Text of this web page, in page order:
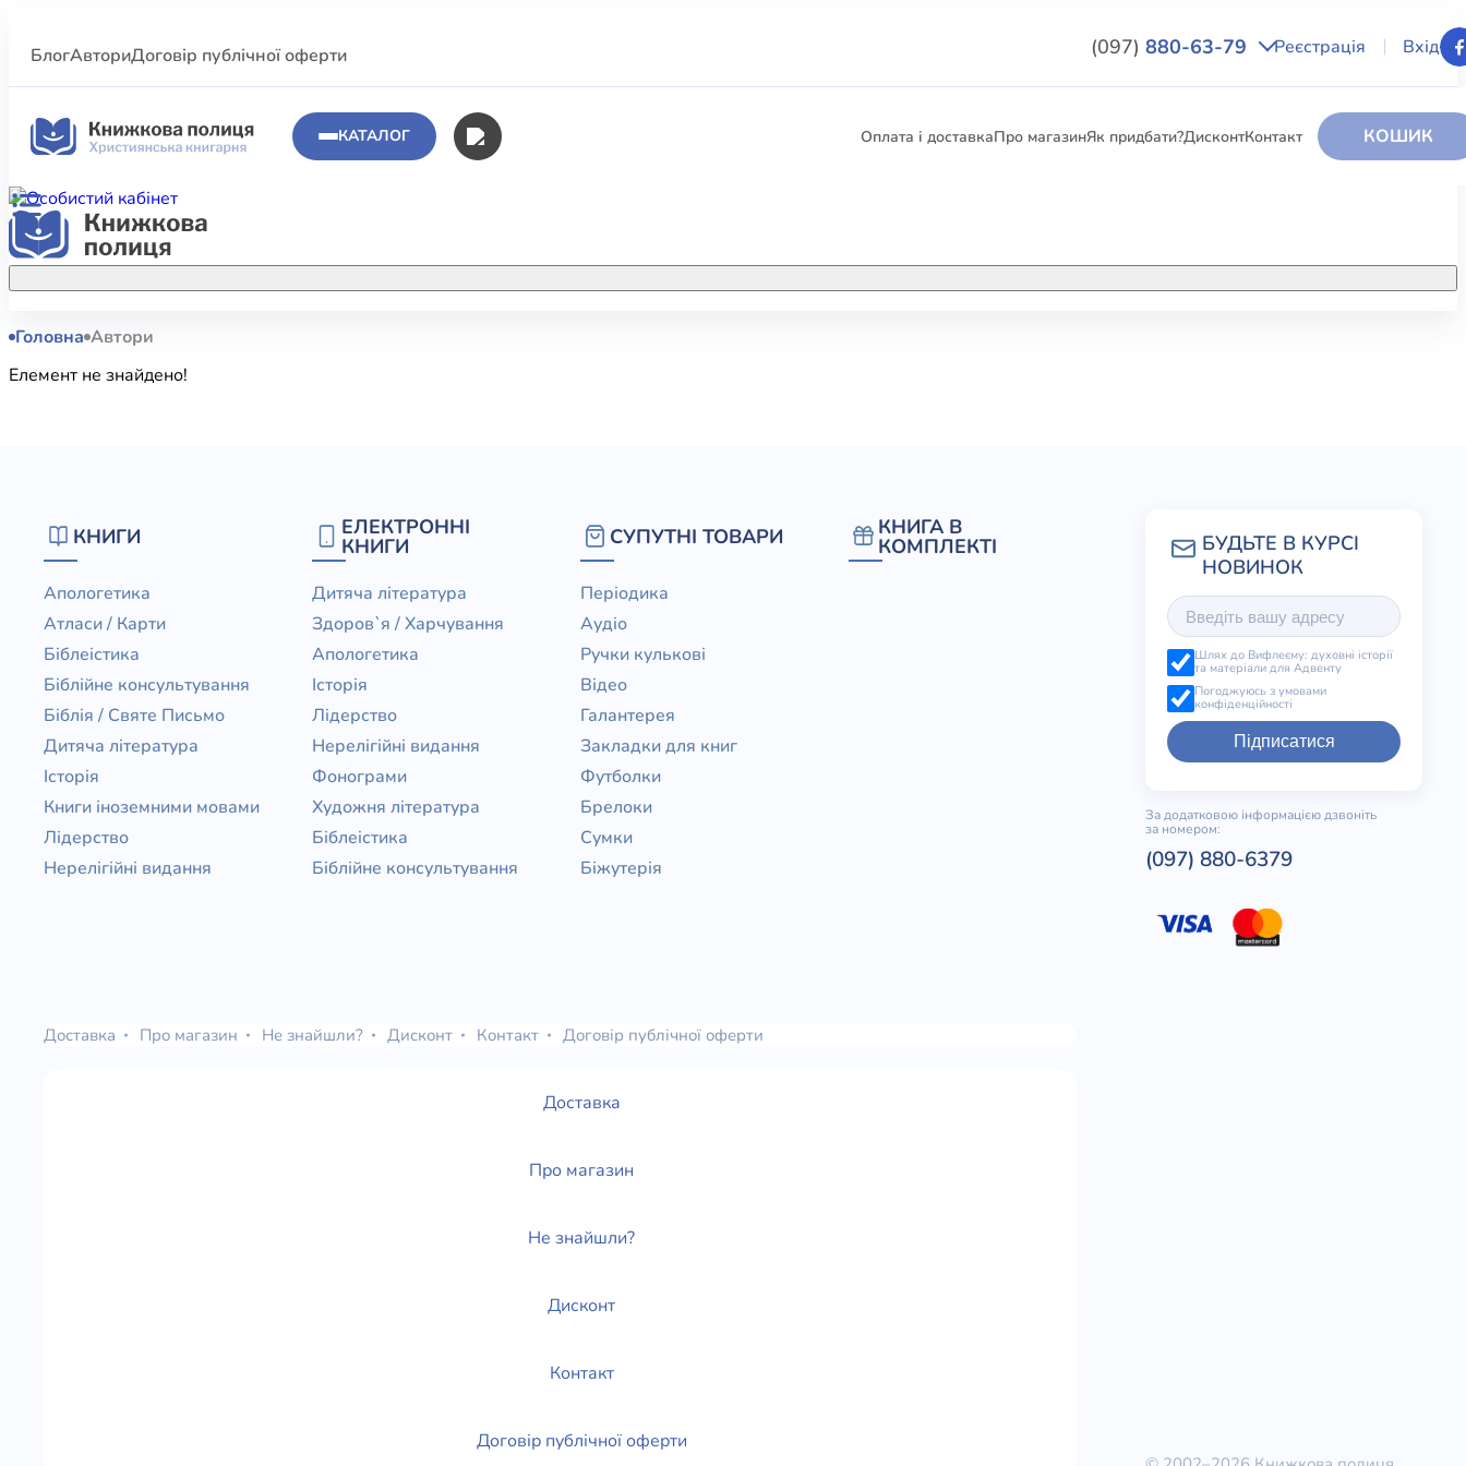
БлогАвториДоговір публічної оферти (097) 880-63-79 Реєстрація Вхід
КАТАЛОГ Оплата і доставкаПро магазинЯк придбати?ДисконтКонтакт КОШИК
Акційні пропозиції
Купуйте більше улюблених книжок за
Новинки
Свіжі надходження, актуальна
література та нові автори на нашій
полиці.
КНИГИ
Дитяча література
Книги іноземними мовами
Церковні традиції
Публіцистика
Богослів`я
ЕЛЕКТРОННІ КНИГИ
Головна Автори
Елемент не знайдено!
КНИГИ
Апологетика
Атласи / Карти
Біблеістика
Біблійне консультування
Біблія / Святе Письмо
Дитяча література
Історія
Книги іноземними мовами
Лідерство
Нерелігійні видання
ЕЛЕКТРОННІ
КНИГИ
Дитяча література
Здоров`я / Харчування
Апологетика
Історія
Лідерство
Нерелігійні видання
Фонограми
Художня література
Біблеістика
Біблійне консультування
СУПУТНІ ТОВАРИ
Періодика
Аудіо
Ручки кулькові
Відео
Галантерея
Закладки для книг
Футболки
Брелоки
Сумки
Біжутерія
КНИГА В
КОМПЛЕКТІ
Шлях до Вифлеєму: духовні історії
та матеріали для Адвенту
Погоджуюсь з умовами
конфіденційності
Підписатися
За додатковою інформацією дзвоніть
за номером:
(097) 880-6379
Доставка Про магазин Не знайшли? Дисконт Контакт Договір публічної оферти
Доставка
Про магазин
Не знайшли?
Дисконт
Контакт
Договір публічної оферти